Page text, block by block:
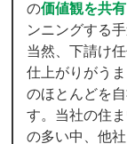
の価値観を共有
ンニングする
当然、下請け
仕上がりがう
のほとんどを
す。当社の住
の多い中、他